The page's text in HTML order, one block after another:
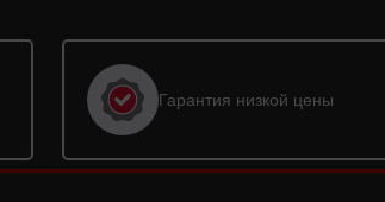
Гарантия низкой цены